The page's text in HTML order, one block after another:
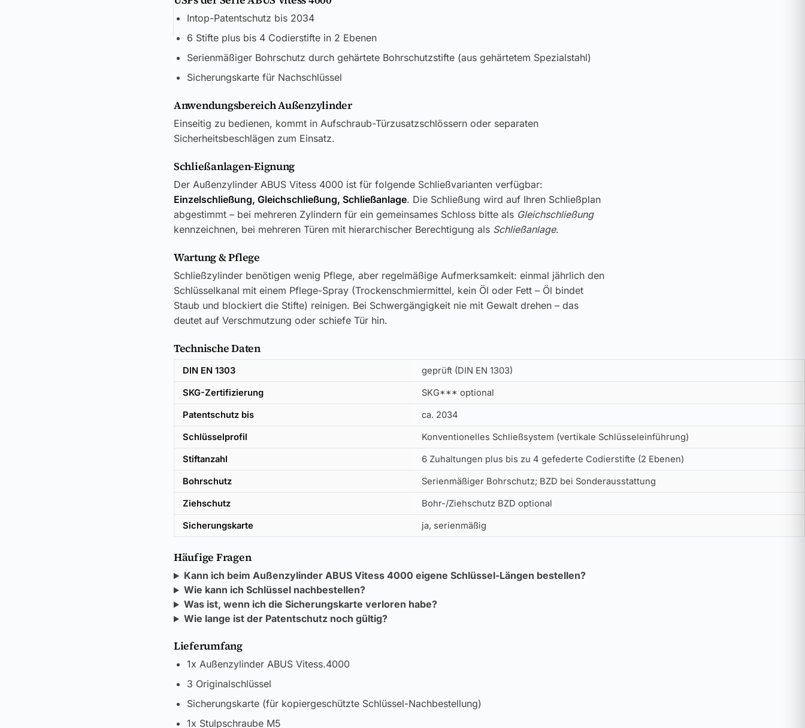
Intop-Patentschutz bis 2034
6 Stifte plus bis 4 Codierstifte in 2 Ebenen
Serienmäßiger Bohrschutz durch gehärtete Bohrschutzstifte (aus gehärtetem Spezialstahl)
Sicherungskarte für Nachschlüssel
Anwendungsbereich Außenzylinder
Einseitig zu bedienen, kommt in Aufschraub-Türzusatzschlössern oder separaten
Sicherheitsbeschlägen zum Einsatz.
Schließanlagen-Eignung
Der Außenzylinder ABUS Vitess 4000 ist für folgende Schließvarianten verfügbar:
Einzelschließung, Gleichschließung, Schließanlage. Die Schließung wird auf Ihren Schließplan
abgestimmt – bei mehreren Zylindern für ein gemeinsames Schloss bitte als Gleichschließung
kennzeichnen, bei mehreren Türen mit hierarchischer Berechtigung als Schließanlage.
Wartung & Pflege
Schließzylinder benötigen wenig Pflege, aber regelmäßige Aufmerksamkeit: einmal jährlich den
Schlüsselkanal mit einem Pflege-Spray (Trockenschmiermittel, kein Öl oder Fett – Öl bindet
Staub und blockiert die Stifte) reinigen. Bei Schwergängigkeit nie mit Gewalt drehen – das
deutet auf Verschmutzung oder schiefe Tür hin.
Technische Daten
DIN EN 1303 geprüft (DIN EN 1303)
SKG-Zertifizierung SKG*** optional
Patentschutz bis ca. 2034
Schlüsselprofil Konventionelles Schließsystem (vertikale Schlüsseleinführung)
Stiftanzahl 6 Zuhaltungen plus bis zu 4 gefederte Codierstifte (2 Ebenen)
Bohrschutz Serienmäßiger Bohrschutz; BZD bei Sonderausstattung
Ziehschutz Bohr-/Ziehschutz BZD optional
Sicherungskarte ja, serienmäßig
Häufige Fragen
Kann ich beim Außenzylinder ABUS Vitess 4000 eigene Schlüssel-Längen bestellen?
Wie kann ich Schlüssel nachbestellen?
Was ist, wenn ich die Sicherungskarte verloren habe?
Wie lange ist der Patentschutz noch gültig?
Lieferumfang
1x Außenzylinder ABUS Vitess.4000
3 Originalschlüssel
Sicherungskarte (für kopiergeschützte Schlüssel-Nachbestellung)
1x Stulpschraube M5